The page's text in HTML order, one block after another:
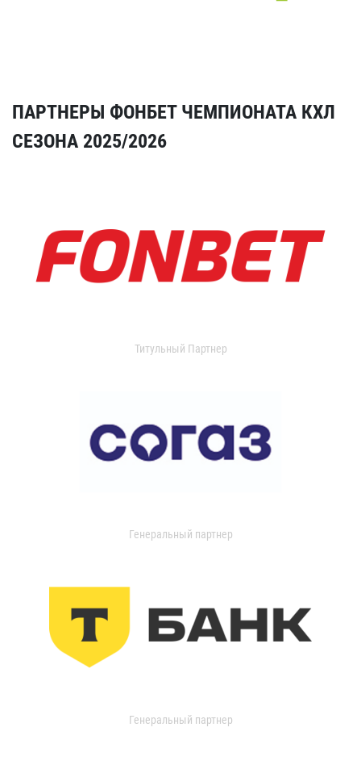
ПАРТНЕРЫ ФОНБЕТ ЧЕМПИОНАТА КХЛ
СЕЗОНА 2025/2026
Титульный Партнер
Генеральный партнер
Генеральный партнер